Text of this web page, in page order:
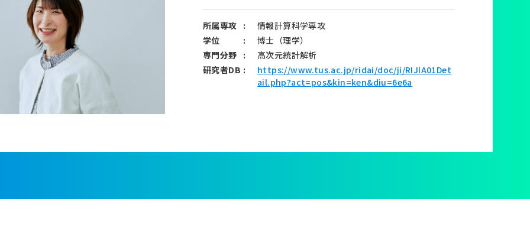
所属専攻 :
情報計算科学専攻
学位
:
博士（理学）
専門分野 :
高次元統計解析
研究者DB :
https://www.tus.ac.jp/ridai/doc/ji/RIJIA01Det
ail.php?act=pos&kin=ken&diu=6e6a